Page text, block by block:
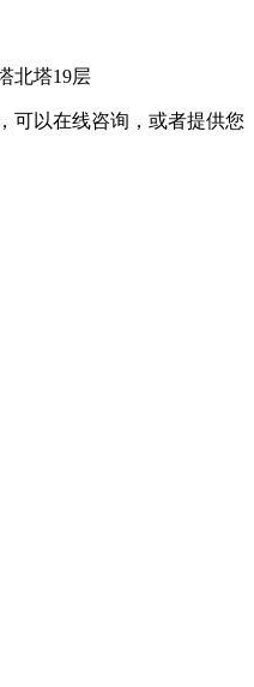
北塔19层
可以在线咨询，或者提供您